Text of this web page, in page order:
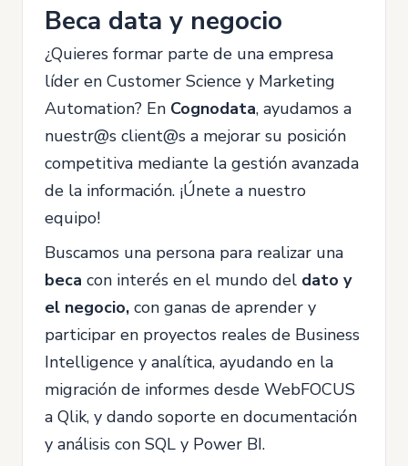
Beca data y negocio
¿Quieres formar parte de una empresa
líder en Customer Science y Marketing
Automation? En Cognodata, ayudamos a
nuestr@s client@s a mejorar su posición
competitiva mediante la gestión avanzada
de la información. ¡Únete a nuestro
equipo!
Buscamos una persona para realizar una
beca con interés en el mundo del dato y
el negocio, con ganas de aprender y
participar en proyectos reales de Business
Intelligence y analítica, ayudando en la
migración de informes desde WebFOCUS
a Qlik, y dando soporte en documentación
y análisis con SQL y Power BI.